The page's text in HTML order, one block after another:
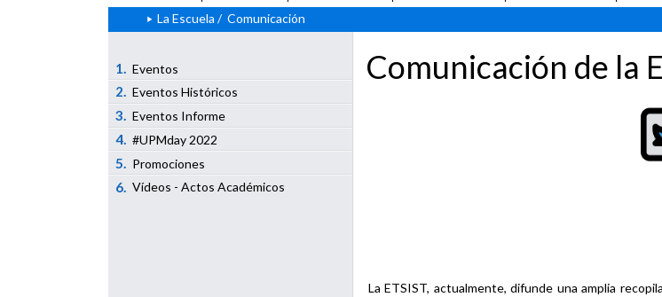
La Escuela / Comunicación
1. Eventos
2. Eventos Históricos
3. Eventos Informe
4. #UPMday 2022
5. Promociones
6. Vídeos - Actos Académicos
Comunicación de la
La ETSIST, actualmente, difunde una amplia